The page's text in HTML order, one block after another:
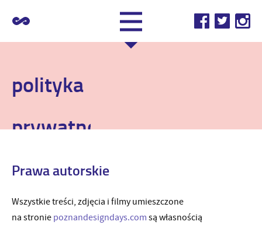
polityka
prywatności
Prawa autorskie
Wszystkie treści, zdjęcia i filmy umieszczone
na stronie poznandesigndays.com są własnością